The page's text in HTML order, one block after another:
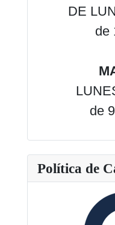
DE
de
de
Política de